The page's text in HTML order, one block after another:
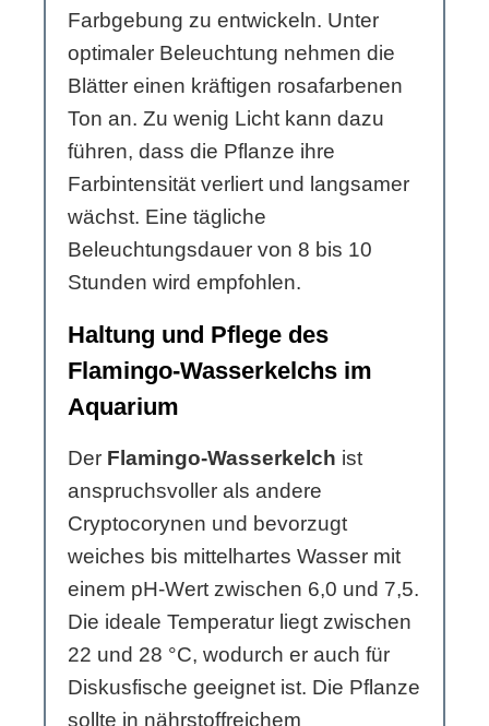
Farbgebung zu entwickeln. Unter
optimaler Beleuchtung nehmen die
Blätter einen kräftigen rosafarbenen
Ton an. Zu wenig Licht kann dazu
führen, dass die Pflanze ihre
Farbintensität verliert und langsamer
wächst. Eine tägliche
Beleuchtungsdauer von 8 bis 10
Stunden wird empfohlen.
Haltung und Pflege des
Flamingo-Wasserkelchs im
Aquarium
Der Flamingo-Wasserkelch ist
anspruchsvoller als andere
Cryptocorynen und bevorzugt
weiches bis mittelhartes Wasser mit
einem pH-Wert zwischen 6,0 und 7,5.
Die ideale Temperatur liegt zwischen
22 und 28 °C, wodurch er auch für
Diskusfische geeignet ist. Die Pflanze
sollte in nährstoffreichem